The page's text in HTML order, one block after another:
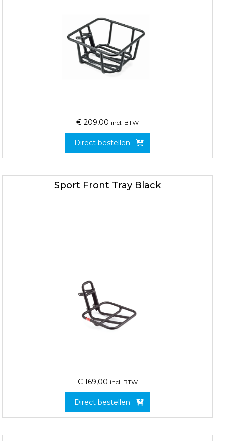
€ 209,00 incl. BTW
Direct bestellen
Sport Front Tray Black
€ 169,00 incl. BTW
Direct bestellen